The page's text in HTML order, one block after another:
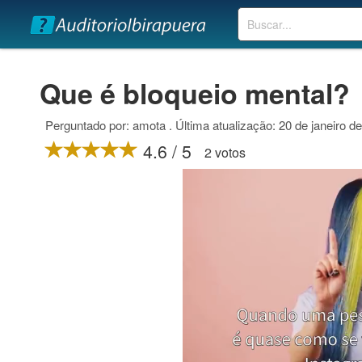
Buscar
Que é bloqueio mental?
Perguntado por: amota . Última atualização: 20 de janeiro
4.6 / 5 2 votos